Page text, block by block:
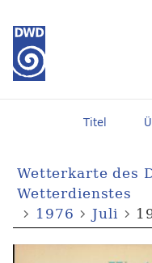
Titel
Wetterkarte des
Wetterdienstes
1976
Juli